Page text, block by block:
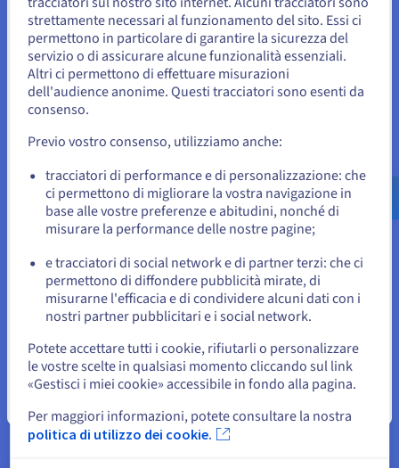
Casi d'uso e applicazioni chiave
L'automazione del cloud trova applicazioni in vari settori e
scenari. Un caso d'uso principale è il provisioning
dell'infrastruttura, dove gli strumenti di automazione avviano
macchine virtuali, contenitori o funzioni serverless su
consentendo ai team di creare rapidamente configurazioni di
Per DevOps: In DevOps, l'automazione alimenta le
pipelineCI/CD, semplificando l'integrazione del codice,
i test e il deployment. Questo accelera la consegna del
tempo di immissione sul mercato più rapido.
Gestione dei Dati: La gestione dei dati trae grandi
benefici; l'automazione gestisce backup, replicazione e
dei dati. Per i carichi di lavoro di big data, può
automatizzare i processi ETL (estrazione,
trasformazione, caricamento), elaborando vasti set di
dati in modo efficiente.
Gestione dell'Identità e dell'Accesso
Sembra che la tua localizzazione sia
Stati Uniti
Per effettuare un ordine da Stati Uniti, è necessario accedere al
sito web del Paese e creare un account.
Vai al sito Stati Uniti
us.ovhcloud.com/
Inglese USD - $
o
Resta sul sito web attuale
Seleziona un altro sito web
strettamente necessari al funzionamento del sito. Essi ci
permettono in particolare di garantire la sicurezza del
servizio o di assicurare alcune funzionalità essenziali.
Altri ci permettono di effettuare misurazioni
dell'audience anonime. Questi tracciatori sono esenti da
consenso.
Previo vostro consenso, utilizziamo anche:
tracciatori di performance e di personalizzazione: che
ci permettono di migliorare la vostra navigazione in
base alle vostre preferenze e abitudini, nonché di
misurare la performance delle nostre pagine;
e tracciatori di social network e di partner terzi: che ci
permettono di diffondere pubblicità mirate, di
misurarne l'efficacia e di condividere alcuni dati con i
nostri partner pubblicitari e i social network.
Potete accettare tutti i cookie, rifiutarli o personalizzare
le vostre scelte in qualsiasi momento cliccando sul link
«Gestisci i miei cookie» accessibile in fondo alla pagina.
Per maggiori informazioni, potete consultare la nostra
politica di utilizzo dei cookie.